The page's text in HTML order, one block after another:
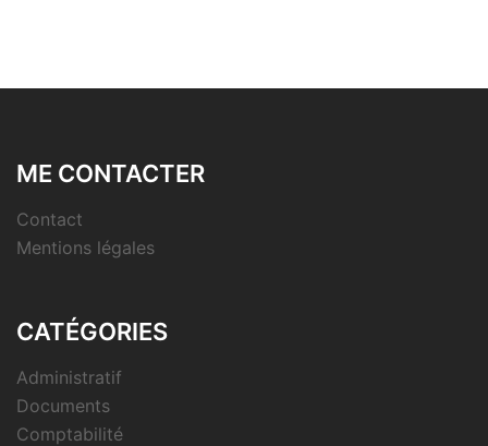
ME CONTACTER
Contact
Mentions légales
CATÉGORIES
Administratif
Documents
Comptabilité